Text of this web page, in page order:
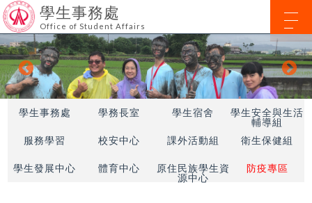
學生事務處
Office of Student Affairs
學生事務處 學務長室 學生宿舍
學生安全與生活
輔導組
服務學習
校安中心 課外活動組 衛生保健組
學生發展中心 體育中心
原住民族學生資
源中心
防疫專區